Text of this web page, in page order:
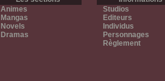
Animes
Mangas
Novels
Dramas
Studios
Editeurs
Individus
Personnages
Règlement